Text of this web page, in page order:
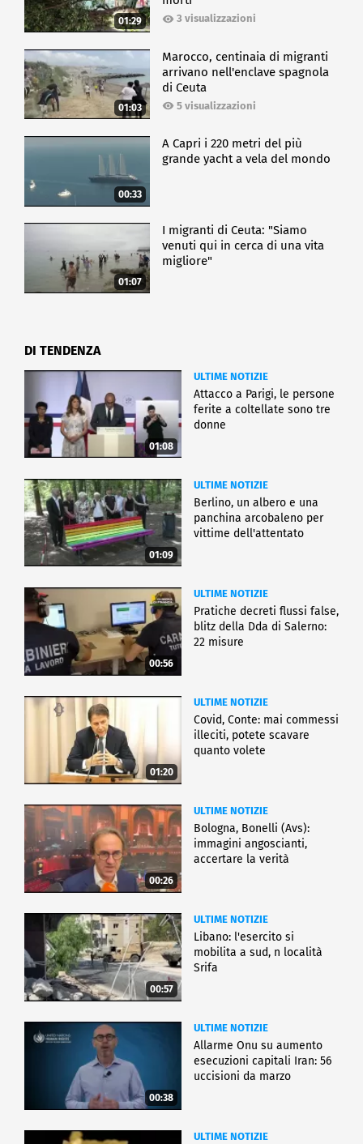
01:29 3 visualizzazioni
01:03
Marocco, centinaia di migranti
arrivano nell'enclave spagnola
di Ceuta
5 visualizzazioni
00:33
A Capri i 220 metri del più
grande yacht a vela del mondo
01:07
I migranti di Ceuta: "Siamo
venuti qui in cerca di una vita
migliore"
DI TENDENZA
01:08
ULTIME NOTIZIE
Attacco a Parigi, le persone
ferite a coltellate sono tre
donne
01:09
ULTIME NOTIZIE
Berlino, un albero e una
panchina arcobaleno per
vittime dell'attentato
00:56
ULTIME NOTIZIE
Pratiche decreti flussi false,
blitz della Dda di Salerno:
22 misure
01:20
ULTIME NOTIZIE
Covid, Conte: mai commessi
illeciti, potete scavare
quanto volete
00:26
ULTIME NOTIZIE
Bologna, Bonelli (Avs):
immagini angoscianti,
accertare la verità
00:57
ULTIME NOTIZIE
Libano: l'esercito si
mobilita a sud, n località
Srifa
00:38
ULTIME NOTIZIE
Allarme Onu su aumento
esecuzioni capitali Iran: 56
uccisioni da marzo
ULTIME NOTIZIE